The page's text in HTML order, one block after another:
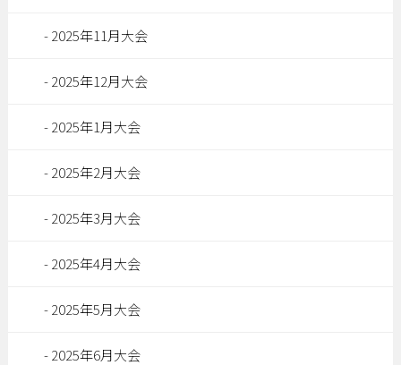
2025年11月大会
2025年12月大会
2025年1月大会
2025年2月大会
2025年3月大会
2025年4月大会
2025年5月大会
2025年6月大会